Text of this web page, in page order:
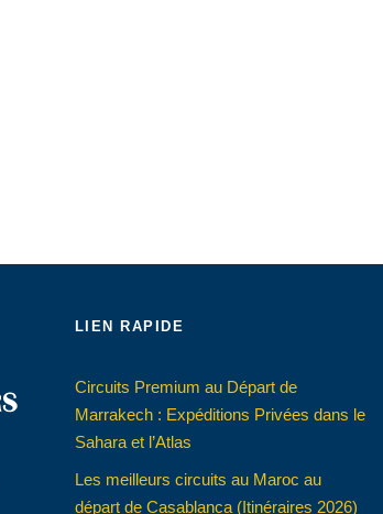
LIEN RAPIDE
Circuits Premium au Départ de
Marrakech : Expéditions Privées dans le
Sahara et l’Atlas
Les meilleurs circuits au Maroc au
départ de Casablanca (Itinéraires 2026)